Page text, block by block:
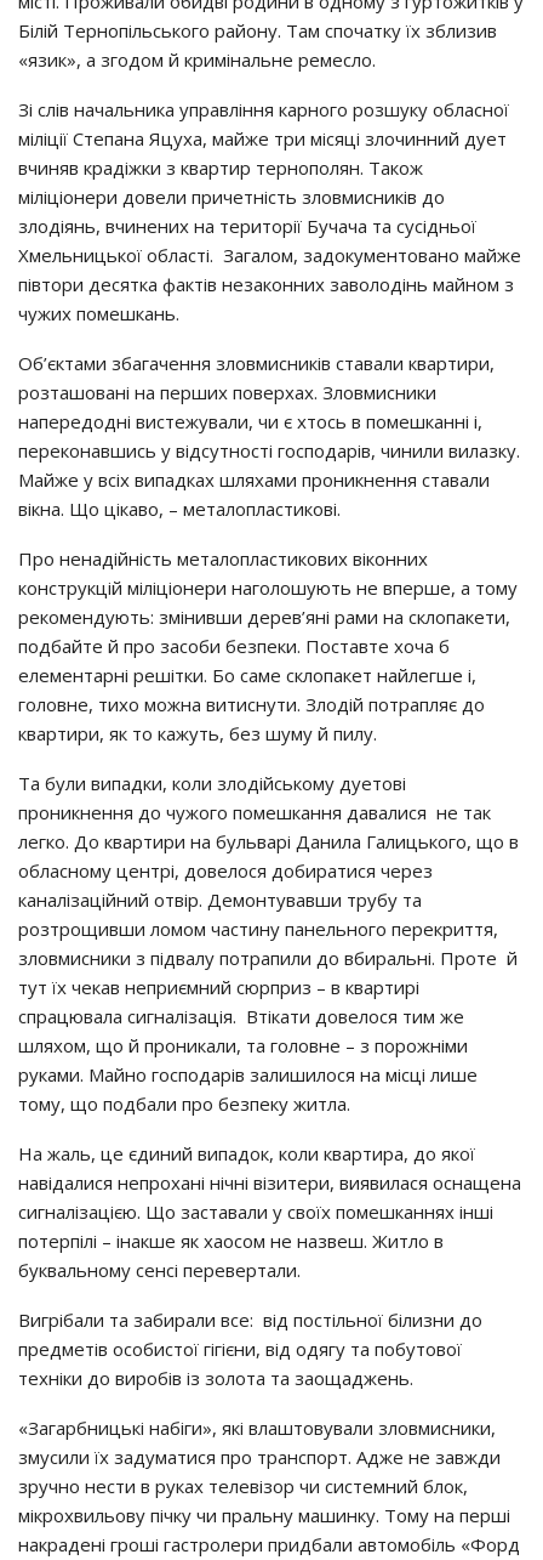
Білій Тернопільського району. Там спочатку їх зблизив
«язик», а згодом й кримінальне ремесло.
Зі слів начальника управління карного розшуку обласної
міліції Степана Яцуха, майже три місяці злочинний дует
вчиняв крадіжки з квартир тернополян. Також
міліціонери довели причетність зловмисників до
злодіянь, вчинених на території Бучача та сусідньої
Хмельницької області. Загалом, задокументовано майже
півтори десятка фактів незаконних заволодінь майном з
чужих помешкань.
Об’єктами збагачення зловмисників ставали квартири,
розташовані на перших поверхах. Зловмисники
напередодні вистежували, чи є хтось в помешканні і,
переконавшись у відсутності господарів, чинили вилазку.
Майже у всіх випадках шляхами проникнення ставали
вікна. Що цікаво, – металопластикові.
Про ненадійність металопластикових віконних
конструкцій міліціонери наголошують не вперше, а тому
рекомендують: змінивши дерев’яні рами на склопакети,
подбайте й про засоби безпеки. Поставте хоча б
елементарні решітки. Бо саме склопакет найлегше і,
головне, тихо можна витиснути. Злодій потрапляє до
квартири, як то кажуть, без шуму й пилу.
Та були випадки, коли злодійському дуетові
проникнення до чужого помешкання давалися не так
легко. До квартири на бульварі Данила Галицького, що в
обласному центрі, довелося добиратися через
каналізаційний отвір. Демонтувавши трубу та
розтрощивши ломом частину панельного перекриття,
зловмисники з підвалу потрапили до вбиральні. Проте й
тут їх чекав неприємний сюрприз – в квартирі
спрацювала сигналізація. Втікати довелося тим же
шляхом, що й проникали, та головне – з порожніми
руками. Майно господарів залишилося на місці лише
тому, що подбали про безпеку житла.
На жаль, це єдиний випадок, коли квартира, до якої
навідалися непрохані нічні візитери, виявилася оснащена
сигналізацією. Що заставали у своїх помешканнях інші
потерпілі – інакше як хаосом не назвеш. Житло в
буквальному сенсі перевертали.
Вигрібали та забирали все: від постільної білизни до
предметів особистої гігієни, від одягу та побутової
техніки до виробів із золота та заощаджень.
«Загарбницькі набіги», які влаштовували зловмисники,
змусили їх задуматися про транспорт. Адже не завжди
зручно нести в руках телевізор чи системний блок,
мікрохвильову пічку чи пральну машинку. Тому на перші
накрадені гроші гастролери придбали автомобіль «Форд